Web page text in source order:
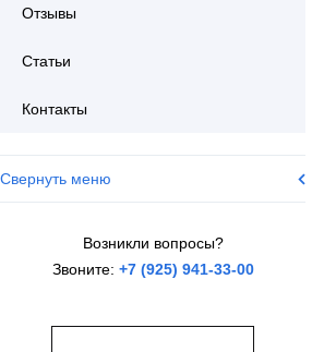
Отзывы
Статьи
Контакты
Свернуть меню
Возникли вопросы?
Звоните: +7 (925) 941-33-00